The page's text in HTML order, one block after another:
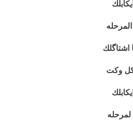
اشتاگلك
كل وكت